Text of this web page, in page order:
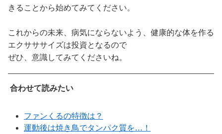
きることから始めてみてください。
これからの未来、病気にならないよう、健康的な体を作る
エクサササイズは投資となるので
ぜひ、意識してみてくださいね。
合わせて読みたい
ファンくるの特徴は？
運動後は焼き鳥でタンパク質を…！